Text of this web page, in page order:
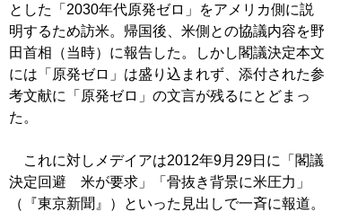
とした「2030年代原発ゼロ」をアメリカ側に説
明するため訪米。帰国後、米側との協議内容を野
田首相（当時）に報告した。しかし閣議決定本文
には「原発ゼロ」は盛り込まれず、添付された参
考文献に「原発ゼロ」の文言が残るにとどまっ
た。
これに対しメデイアは2012年9月29日に「閣議
決定回避 米が要求」「骨抜き背景に米圧力」
（『東京新聞』）といった見出しで一斉に報道。